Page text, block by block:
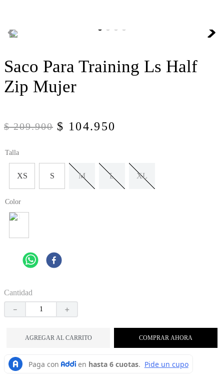
Saco Para Training Ls Half
Zip Mujer
$ 209.900 $ 104.950
Talla
XS S M L XL
Color
Cantidad
＋
－
AGREGAR AL CARRITO COMPRAR AHORA